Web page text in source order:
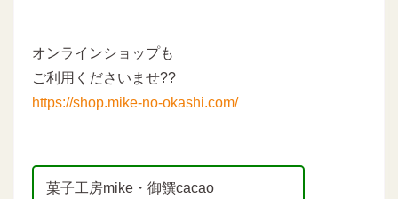
オンラインショップも
ご利用くださいませ??
https://shop.mike-no-okashi.com/
菓子工房mike・御饌cacao